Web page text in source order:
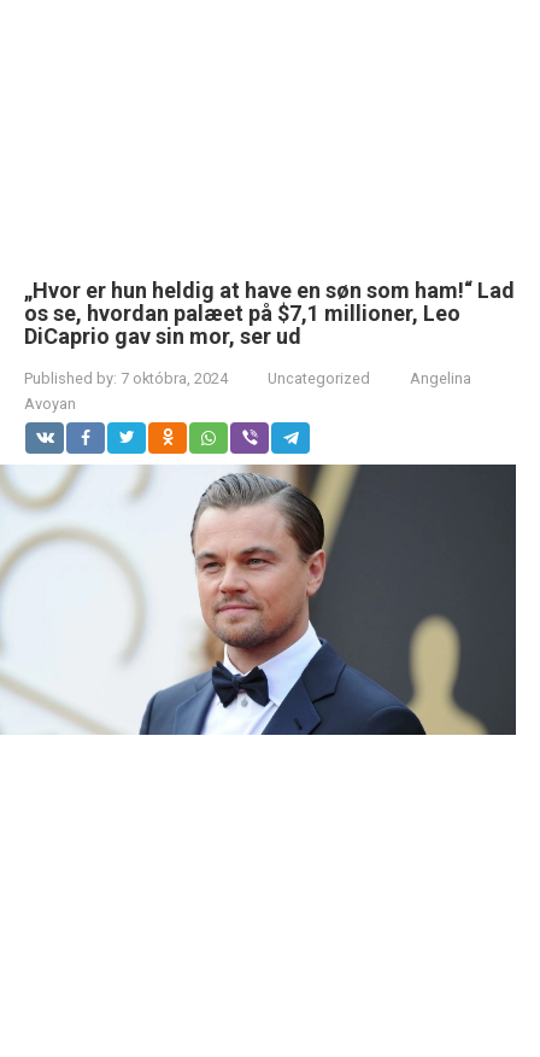
„Hvor er hun heldig at have en søn som ham!“ Lad
os se, hvordan palæet på $7,1 millioner, Leo
DiCaprio gav sin mor, ser ud
Published by: 7 októbra, 2024 Uncategorized
Angelina
Avoyan